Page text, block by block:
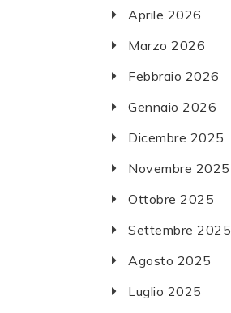
Aprile 2026
Marzo 2026
Febbraio 2026
Gennaio 2026
Dicembre 2025
Novembre 2025
Ottobre 2025
Settembre 2025
Agosto 2025
Luglio 2025